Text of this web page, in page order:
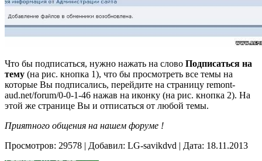
Что бы подписаться, нужно нажать на слово Подписаться на
тему (на рис. кнопка 1), что бы просмотреть все темы на
которые Вы подписались, перейдите на страницу remont-
aud.net/forum/0-0-1-46 нажав на иконку (на рис. кнопка 2). На
этой же странице Вы и отписаться от любой темы.
Приятного общения на нашем форуме !
Просмотров: 29578 | Добавил: LG-savikdvd | Дата: 18.11.2013